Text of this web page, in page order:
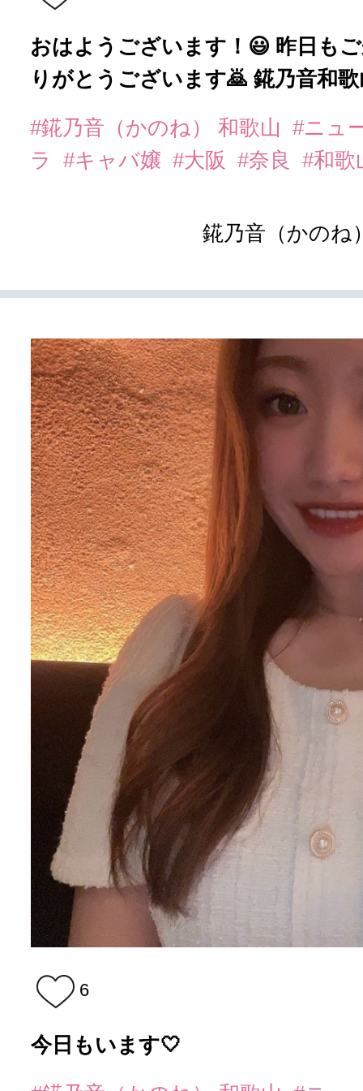
おはようございます！😃 昨日も
りがとうございます🙇 錵乃音和
#錵乃音（かのね） 和歌山
#ニュ
ラ
#キャバ嬢 #大阪 #奈良 #和
錵乃音（かのね
6
今日もいます🤍